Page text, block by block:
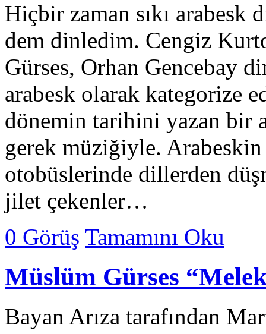
Hiçbir zaman sıkı
dem dinledim. Cengiz
Gürses, Orhan Gencebay
arabesk olarak kategorize
dönemin tarihini yazan bir
gerek müziğiyle. Arabeskin
otobüslerinde dillerden
jilet çekenler…
0 Görüş Tamamını Oku
Müslüm Gürses
Bayan Arıza tarafından